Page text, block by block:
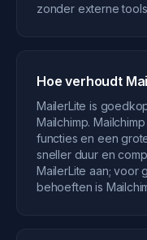
zonder externe
Hoe verhoudt
MailerLite is
Mailchimp.
functies en een
sneller duur en
MailerLite aan; voor
behoeften is